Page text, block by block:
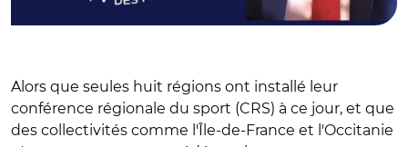
Alors que seules huit régions ont installé leur
conférence régionale du sport (CRS) à ce jour, et que
des collectivités comme l'Île-de-France et l'Occitanie